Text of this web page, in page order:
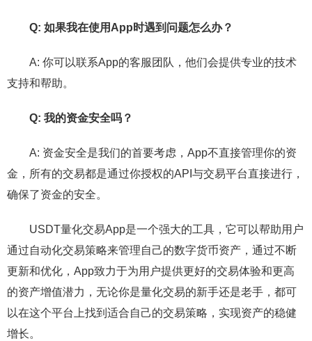
Q: 如果我在使用App时遇到问题怎么办？
A: 你可以联系App的客服团队，他们会提供专业的技术
支持和帮助。
Q: 我的资金安全吗？
A: 资金安全是我们的首要考虑，App不直接管理你的资
金，所有的交易都是通过你授权的API与交易平台直接进行，
确保了资金的安全。
USDT量化交易App是一个强大的工具，它可以帮助用户
通过自动化交易策略来管理自己的数字货币资产，通过不断
更新和优化，App致力于为用户提供更好的交易体验和更高
的资产增值潜力，无论你是量化交易的新手还是老手，都可
以在这个平台上找到适合自己的交易策略，实现资产的稳健
增长。